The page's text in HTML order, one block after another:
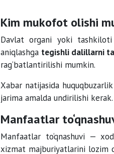
Kim mukofot olishi
Davlat organi yoki tashkiloti
aniqlashga tegishli dalillarni
rag‘batlantirilishi mumkin.
Xabar natijasida
jarima amalda undirilishi kerak.
Manfaatlar
Manfaatlar to‘qnashuvi —
xizmat majburiyatlarini lozim